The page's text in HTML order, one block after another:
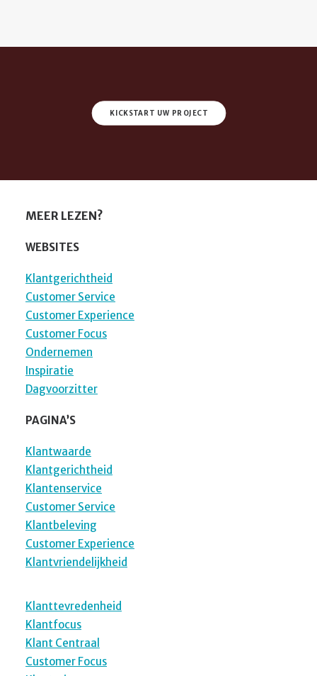
KICKSTART UW PROJECT
MEER LEZEN?
WEBSITES
Klantgerichtheid
Customer Service
Customer Experience
Customer Focus
Ondernemen
Inspiratie
Dagvoorzitter
PAGINA’S
Klantwaarde
Klantgerichtheid
Klantenservice
Customer Service
Klantbeleving
Customer Experience
Klantvriendelijkheid
Klanttevredenheid
Klantfocus
Klant Centraal
Customer Focus